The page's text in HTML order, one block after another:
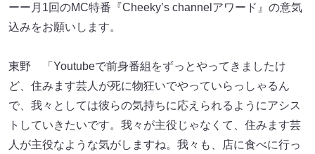
ーー月1回のMC特番『Cheeky’s channelアワード』の意気
込みをお願いします。
東野 「Youtubeで前身番組をずっとやってきましたけ
ど、住みます芸人が死に物狂いでやっていらっしゃるん
で、我々としては彼らの気持ちに応えられるようにアシス
トしていきたいです。我々が主役じゃなくて、住みます芸
人が主役なような気がしますね。我々も、店に食べに行っ